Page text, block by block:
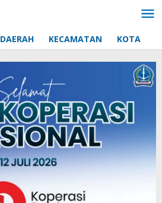
DAERAH KECAMATAN KOTA